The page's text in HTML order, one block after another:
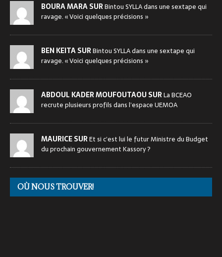
BOURA MARA SURBintou SYLLA dans une sextape qui
ravage. « Voici quelques précisions »
BEN KEITA SURBintou SYLLA dans une sextape qui
ravage. « Voici quelques précisions »
ABDOUL KADER MOUFOUTAOU SURLa BCEAO
recrute plusieurs profils dans l’espace UEMOA
MAURICE SUREt si c’est lui le futur Ministre du Budget
du prochain gouvernement Kassory ?
OÙ NOUS TROUVER!